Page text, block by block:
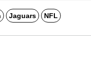
Jaguars NFL